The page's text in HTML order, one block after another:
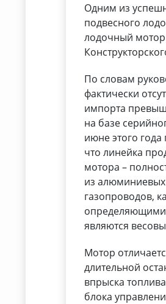
Одним из
подвесного
лодочный мотор
По словам
фактически
импорта
на базе
июне этого
что линейка
мотора –
из
газопроводов,
определяющими
являются
Мотор
длительной
впрыска
блока